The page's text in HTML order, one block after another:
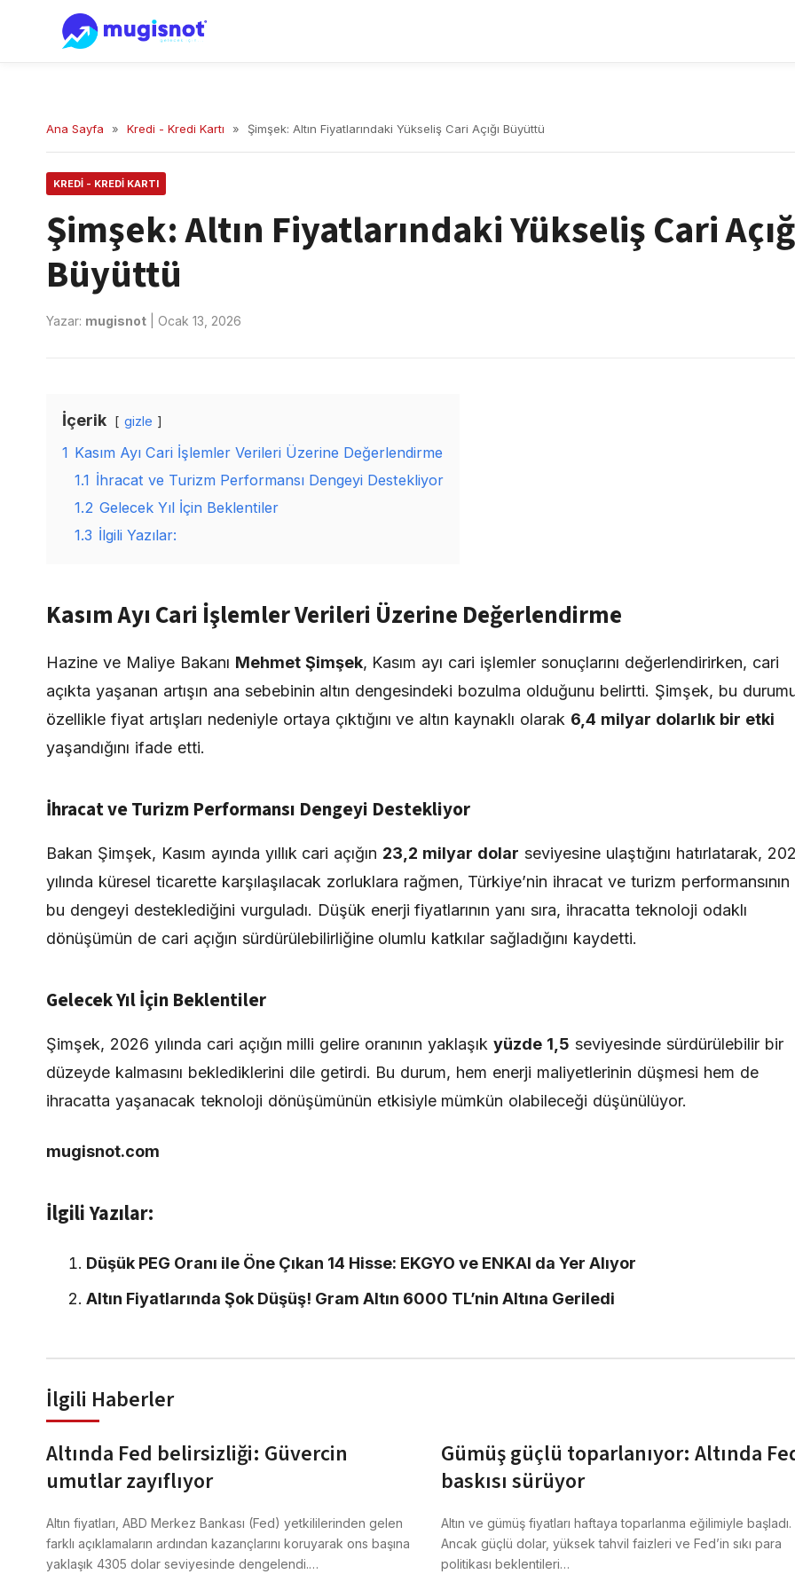
Ana Sayfa » Kredi - Kredi Kartı » Şimşek: Altın Fiyatlarındaki Yükseliş Cari Açığı Büyüttü
KREDI - KREDI KARTI
Şimşek: Altın Fiyatlarındaki Yükseliş Cari
Büyüttü
Yazar: mugisnot Ocak 13, 2026
İçerik gizle
1 Kasım Ayı Cari İşlemler Verileri Üzerine Değerlendirme
1.1 İhracat ve Turizm Performansı Dengeyi Destekliyor
1.2 Gelecek Yıl İçin Beklentiler
1.3 İlgili Yazılar:
Kasım Ayı Cari İşlemler Verileri Üzerine Değerlendirme
Hazine ve Maliye Bakanı Mehmet Şimşek, Kasım ayı cari işlemler sonuçlarını değerlendirirken, cari
açıkta yaşanan artışın ana sebebinin altın dengesindeki bozulma olduğunu belirtti. Şimşek, bu
özellikle fiyat artışları nedeniyle ortaya çıktığını ve altın kaynaklı olarak 6,4 milyar dolarlık bir etki
yaşandığını ifade etti.
İhracat ve Turizm Performansı Dengeyi Destekliyor
Bakan Şimşek, Kasım ayında yıllık cari açığın 23,2 milyar dolar seviyesine ulaştığını hatırlatarak,
yılında küresel ticarette karşılaşılacak zorluklara rağmen, Türkiye’nin ihracat ve turizm performansının
bu dengeyi desteklediğini vurguladı. Düşük enerji fiyatlarının yanı sıra, ihracatta teknoloji odaklı
dönüşümün de cari açığın sürdürülebilirliğine olumlu katkılar sağladığını kaydetti.
Gelecek Yıl İçin Beklentiler
Şimşek, 2026 yılında cari açığın milli gelire oranının yaklaşıkyüzde 1,5 seviyesinde sürdürülebilir bir
düzeyde kalmasını beklediklerini dile getirdi. Bu durum, hem enerji maliyetlerinin düşmesi hem de
ihracatta yaşanacak teknoloji dönüşümünün etkisiyle mümkün olabileceği düşünülüyor.
mugisnot.com
İlgili Yazılar:
Düşük PEG Oranı ile Öne Çıkan 14 Hisse: EKGYO ve ENKAI da Yer Alıyor
Altın Fiyatlarında Şok Düşüş! Gram Altın 6000 TL’nin Altına Geriledi
İlgili Haberler
Altında Fed belirsizliği: Güvercin
umutlar zayıflıyor
Altın fiyatları, ABD Merkez Bankası (Fed) yetkililerinden gelen
farklı açıklamaların ardından kazançlarını koruyarak ons başına
yaklaşık 4305 dolar seviyesinde dengelendi.…
Gümüş güçlü toparlanıyor: Altında
baskısı sürüyor
Altın ve gümüş fiyatları haftaya toparlanma eğilimiyle başladı.
Ancak güçlü dolar, yüksek tahvil faizleri ve Fed’in sıkı para
politikası beklentileri…